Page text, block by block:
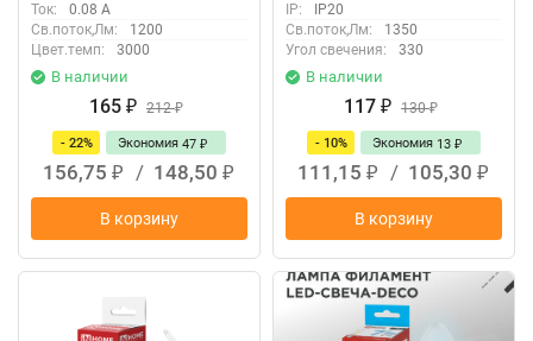
Ток:
0.08 А
Св.поток,Лм:
1200
Цвет.темп:
3000
В наличии
165 ₽ 212₽
- 22% Экономия 47 ₽
156,75 ₽ / 148,50 ₽
В корзину
IP:
IP20
Св.поток,Лм:
1350
Угол свечения:
330
В наличии
117 ₽ 130₽
- 10% Экономия 13 ₽
111,15 ₽ / 105,30 ₽
В корзину